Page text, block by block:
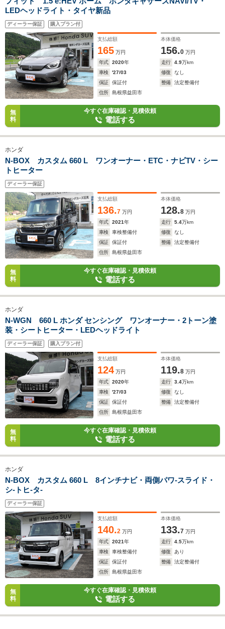
LEDヘッドライト・タイヤ新品
ディーラー保証 購入プラン付
支払総額
165 万円
本体価格
156.0 万円
年式
2020年 走行 4.9万km
車検
'27/03 修復
なし
保証
保証付 整備
法定整備付
住所
島根県益田市
無
料
今すぐ在庫確認・見積依頼
電話する
ホンダ
N-BOX カスタム 660 L ワンオーナー・ETC・ナビTV・シー
トヒーター
ディーラー保証
支払総額
136.7 万円
本体価格
128.8 万円
年式
2021年 走行 5.4万km
車検
車検整備付 修復
なし
保証
保証付 整備
法定整備付
住所
島根県益田市
無
料
今すぐ在庫確認・見積依頼
電話する
ホンダ
N-WGN 660 L ホンダ センシング ワンオーナー・2トーン塗
装・シートヒーター・LEDヘッドライト
ディーラー保証 購入プラン付
支払総額
124 万円
本体価格
119.8 万円
年式
2020年 走行 3.4万km
車検
'27/03 修復
なし
保証
保証付 整備
法定整備付
住所
島根県益田市
無
料
今すぐ在庫確認・見積依頼
電話する
ホンダ
N-BOX カスタム 660 L 8インチナビ・両側パワ-スライド・
シ-トヒ-タ-
ディーラー保証
支払総額
140.2 万円
本体価格
133.7 万円
年式
2021年 走行 4.5万km
車検
車検整備付 修復
あり
保証
保証付 整備
法定整備付
住所
島根県益田市
無
料
今すぐ在庫確認・見積依頼
電話する